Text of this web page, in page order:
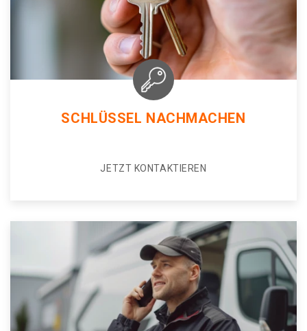
SCHLÜSSEL NACHMACHEN
JETZT KONTAKTIEREN